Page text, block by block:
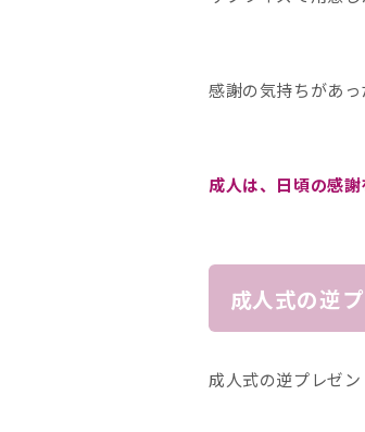
感謝の気持ちがあ
成人は、日頃の感謝
成人式の逆
成人式の逆プレゼ